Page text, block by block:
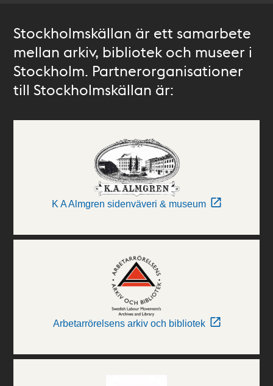
Stockholmskällan är ett samarbete
mellan arkiv, bibliotek och museer i
Stockholm. Partnerorganisationer
till Stockholmskällan är:
K A Almgren sidenväveri & museum
Arbetarrörelsens arkiv och bibliotek